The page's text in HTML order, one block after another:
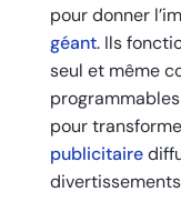
pour donner
géant. Ils
seul et même
pour
publicitaire